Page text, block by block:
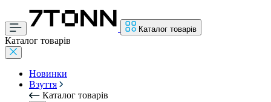
Каталог товарів
Каталог товарів
Новинки
Взуття
Каталог товарів